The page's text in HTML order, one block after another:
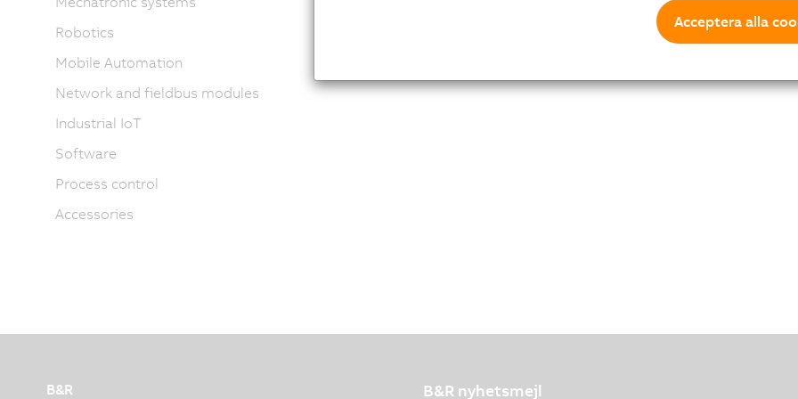
Robotics
Mobile Automation
Network and fieldbus modules
Industrial IoT
Software
Process control
Accessories
B&R B&R nyhetsmejl
Acceptera alla